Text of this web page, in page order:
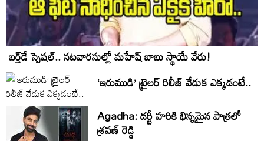
బర్త్‌‌డే స్పెషల్.. నటవారసుల్లో మహేష్ బాబు స్థాయే వేరు!
‘ఇరుముడి’ ట్రైలర్ రిలీజ్ వేడుక ఎక్కడంటే..
Agadha: డర్టీ హరికి భిన్నమైన పాత్రలో
శ్రవణ్‌ రెడ్డి